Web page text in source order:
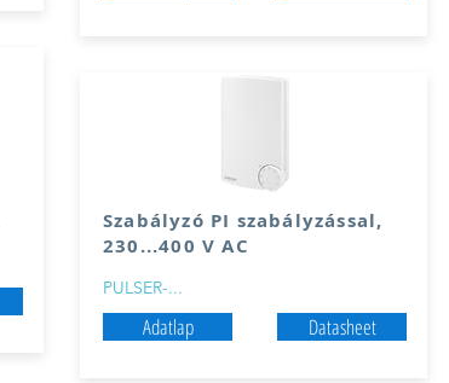
Szabályzó PI szabályzással,
230...400 V AC
PULSER-...
Adatlap Datasheet